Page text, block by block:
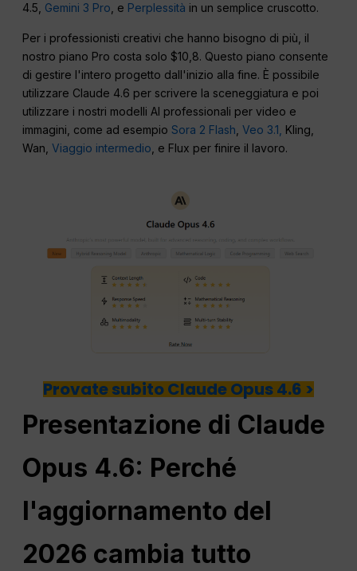
4.5, Gemini 3 Pro, e Perplessità in un semplice cruscotto.
Per i professionisti creativi che hanno bisogno di più, il
nostro piano Pro costa solo $10,8. Questo piano consente
di gestire l'intero progetto dall'inizio alla fine. È possibile
utilizzare Claude 4.6 per scrivere la sceneggiatura e poi
utilizzare i nostri modelli AI professionali per video e
immagini, come ad esempioSora 2 Flash ,Veo 3.1, Kling,
Wan,Viaggio intermedio , e Flux per finire il lavoro.
Provate subito Claude Opus 4.6 >
Presentazione di Claude
Opus 4.6: Perché
l'aggiornamento del
2026 cambia tutto